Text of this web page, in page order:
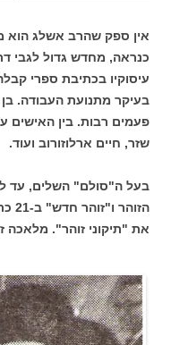
אין ספק שהרב אשלג הוא
כנראה, מחדש גדול לגבי
עיסוקיו בכתיבת ספרי
בעיקר מתנועת העבודה. בן
פעמים רבות. בין האישים
שזר, חיים ארלוזורוב ועוד.
בעל ה"סולם" השלים, עד
את "תיקוני זוהר". מלאכה